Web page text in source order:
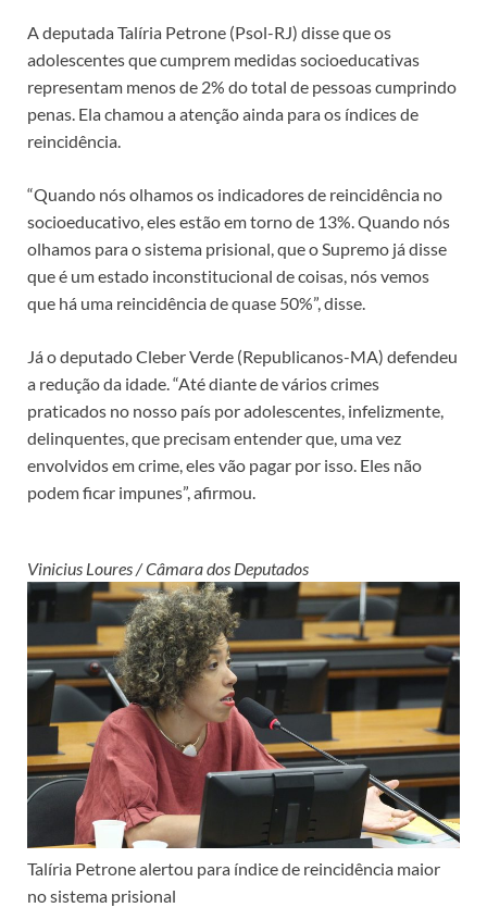
A deputada Talíria Petrone (Psol-RJ) disse que os
adolescentes que cumprem medidas socioeducativas
representam menos de 2% do total de pessoas cumprindo
penas. Ela chamou a atenção ainda para os índices de
reincidência.
“Quando nós olhamos os indicadores de reincidência no
socioeducativo, eles estão em torno de 13%. Quando nós
olhamos para o sistema prisional, que o Supremo já disse
que é um estado inconstitucional de coisas, nós vemos
que há uma reincidência de quase 50%”, disse.
Já o deputado Cleber Verde (Republicanos-MA) defendeu
a redução da idade. “Até diante de vários crimes
praticados no nosso país por adolescentes, infelizmente,
delinquentes, que precisam entender que, uma vez
envolvidos em crime, eles vão pagar por isso. Eles não
podem ficar impunes”, afirmou.
Vinicius Loures / Câmara dos Deputados
Talíria Petrone alertou para índice de reincidência maior
no sistema prisional